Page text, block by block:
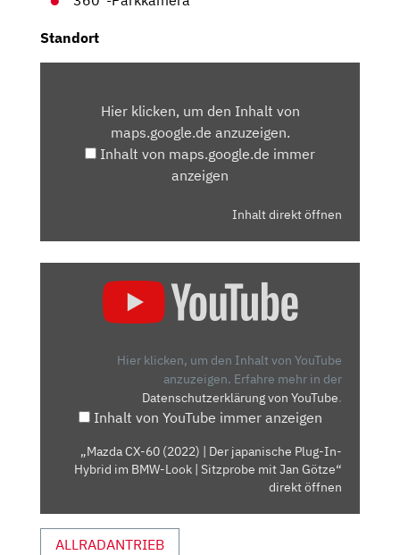
Standort
MAPS.GOOGLE.DEHier klicken, um den Inhalt von
maps.google.de anzuzeigen.
Inhalt von maps.google.de immer
anzeigen
Inhalt direkt öffnen
PLUG-
HYBRID
LOOK
Hier klicken, um den Inhalt von YouTube
anzuzeigen. Erfahre mehr in der
Datenschutzerklärung von YouTube.
Inhalt von YouTube immer anzeigen
„Mazda CX-60 (2022) | Der japanische Plug-In-
Hybrid im BMW-Look | Sitzprobe mit Jan Götze“
direkt öffnen
ALLRADANTRIEB